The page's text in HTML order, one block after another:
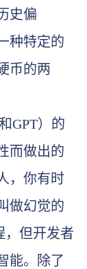
史偏
种特定的
币的两
GPT）的
而做出的
，你有时
做幻觉的
，但开发者
能。除了